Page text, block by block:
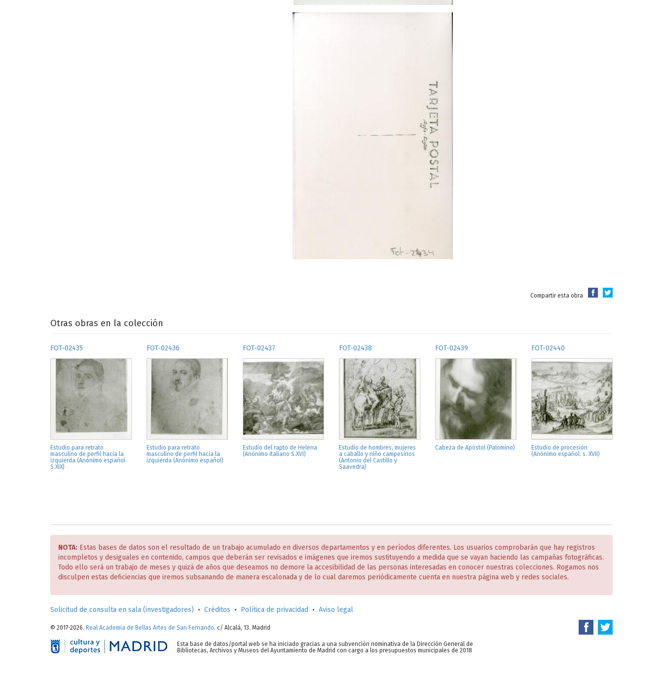
Compartir esta obra
Otras obras en la colección
FOT-02435
Estudio para retrato
masculino de perfil hacia la
izquierda (Anónimo español
S.XIX)
FOT-02436
Estudio para retrato
masculino de perfil hacia la
izquierda (Anónimo español)
FOT-02437
Estudio del rapto de Helena
(Anónimo italiano S.XVI)
FOT-02438
Estudio de hombres, mujeres
a caballo y niño campesinos
(Antonio del Castillo y
Saavedra)
FOT-02439
Cabeza de Apóstol (Palomino)
FOT-02440
Estudio de procesión
(Anónimo español. s. XVII)
NOTA: Estas bases de datos son el resultado de un trabajo acumulado en diversos departamentos y en períodos diferentes. Los usuarios comprobarán que hay registros
incompletos y desiguales en contenido, campos que deberán ser revisados e imágenes que iremos sustituyendo a medida que se vayan haciendo las campañas fotográficas.
Todo ello será un trabajo de meses y quizá de años que deseamos no demore la accesibilidad de las personas interesadas en conocer nuestras colecciones. Rogamos nos
disculpen estas deficiencias que iremos subsanando de manera escalonada y de lo cual daremos periódicamente cuenta en nuestra página web y redes sociales.
Solicitud de consulta en sala (investigadores) • Créditos • Política de privacidad • Aviso legal
© 2017-2026. Real Academia de Bellas Artes de San Fernando. c/ Alcalá, 13. Madrid
Esta base de datos/portal web se ha iniciado gracias a una subvención nominativa de la Dirección General de
Bibliotecas, Archivos y Museos del Ayuntamiento de Madrid con cargo a los presupuestos municipales de 2018